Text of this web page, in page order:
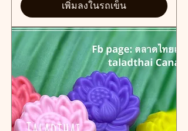
เพิ่มลงในรถเข็น